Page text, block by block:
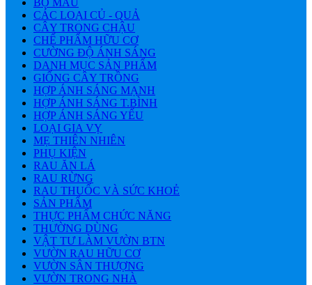
BỘ MẪU
CÁC LOẠI CỦ - QUẢ
CÂY TRONG CHẬU
CHẾ PHẨM HỮU CƠ
CƯỜNG ĐỘ ÁNH SÁNG
DANH MỤC SẢN PHẨM
GIỐNG CÂY TRỒNG
HỢP ÁNH SÁNG MẠNH
HỢP ÁNH SÁNG T.BÌNH
HỢP ÁNH SÁNG YẾU
LOẠI GIA VỴ
MẸ THIÊN NHIÊN
PHỤ KIỆN
RAU ĂN LÁ
RAU RỪNG
RAU THUỐC VÀ SỨC KHOẺ
SẢN PHẨM
THỰC PHẨM CHỨC NĂNG
THƯỜNG DÙNG
VẬT TƯ LÀM VƯỜN BTN
VƯỜN RAU HỮU CƠ
VƯỜN SÂN THƯỢNG
VƯỜN TRONG NHÀ